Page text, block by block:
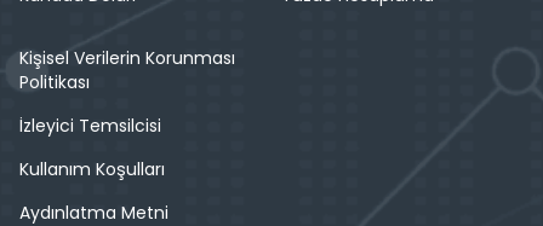
Kişisel Verilerin Korunması
Politikası
İzleyici Temsilcisi
Kullanım Koşulları
Aydınlatma Metni